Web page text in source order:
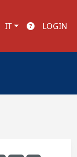
IT LOGIN